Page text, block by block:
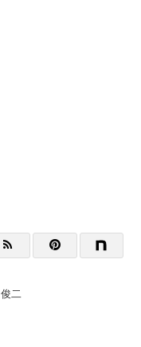
俊二